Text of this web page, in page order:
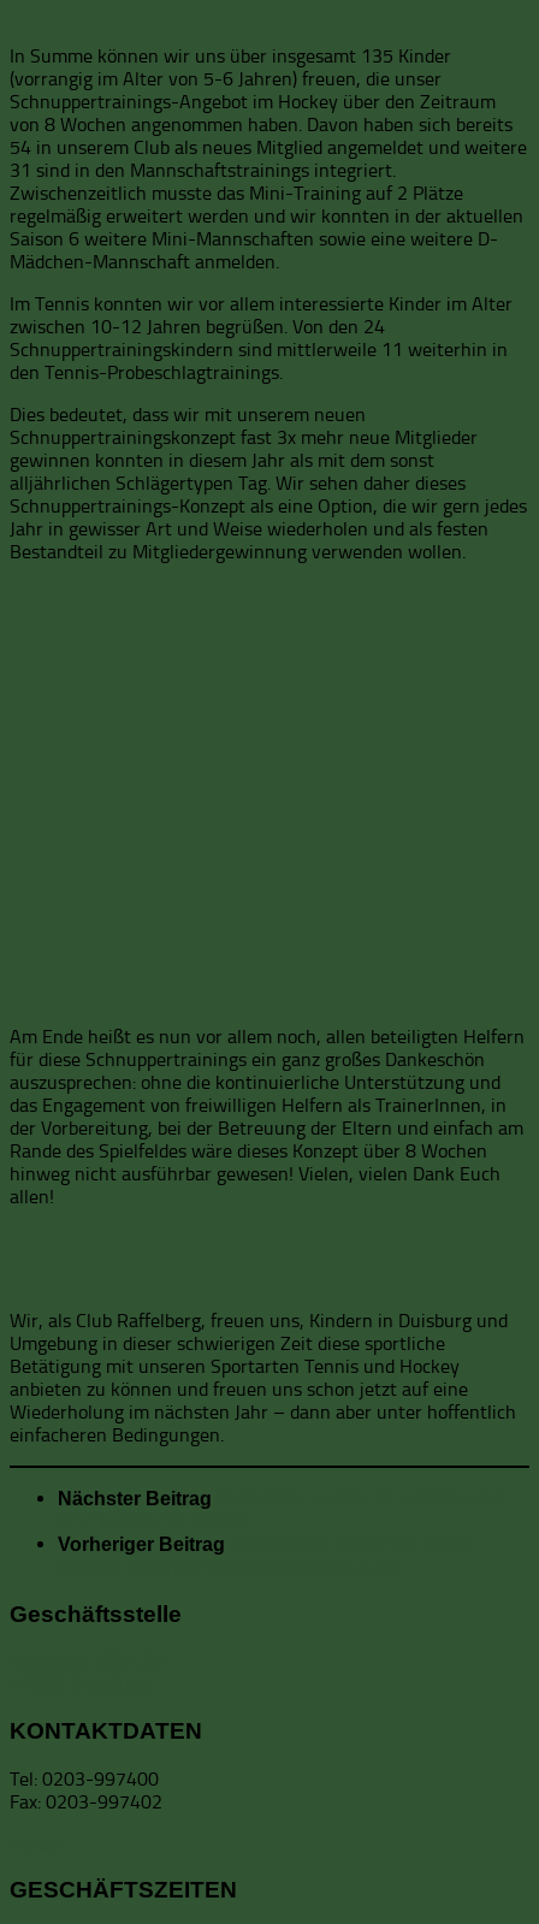
In Summe können wir uns über insgesamt 135 Kinder
(vorrangig im Alter von 5-6 Jahren) freuen, die unser
Schnuppertrainings-Angebot im Hockey über den Zeitraum
von 8 Wochen angenommen haben. Davon haben sich bereits
54 in unserem Club als neues Mitglied angemeldet und weitere
31 sind in den Mannschaftstrainings integriert.
Zwischenzeitlich musste das Mini-Training auf 2 Plätze
regelmäßig erweitert werden und wir konnten in der aktuellen
Saison 6 weitere Mini-Mannschaften sowie eine weitere D-
Mädchen-Mannschaft anmelden.
Im Tennis konnten wir vor allem interessierte Kinder im Alter
zwischen 10-12 Jahren begrüßen. Von den 24
Schnuppertrainingskindern sind mittlerweile 11 weiterhin in
den Tennis-Probeschlagtrainings.
Dies bedeutet, dass wir mit unserem neuen
Schnuppertrainingskonzept fast 3x mehr neue Mitglieder
gewinnen konnten in diesem Jahr als mit dem sonst
alljährlichen Schlägertypen Tag. Wir sehen daher dieses
Schnuppertrainings-Konzept als eine Option, die wir gern jedes
Jahr in gewisser Art und Weise wiederholen und als festen
Bestandteil zu Mitgliedergewinnung verwenden wollen.
Am Ende heißt es nun vor allem noch, allen beteiligten Helfern
für diese Schnuppertrainings ein ganz großes Dankeschön
auszusprechen: ohne die kontinuierliche Unterstützung und
das Engagement von freiwilligen Helfern als TrainerInnen, in
der Vorbereitung, bei der Betreuung der Eltern und einfach am
Rande des Spielfeldes wäre dieses Konzept über 8 Wochen
hinweg nicht ausführbar gewesen! Vielen, vielen Dank Euch
allen!
Wir, als Club Raffelberg, freuen uns, Kindern in Duisburg und
Umgebung in dieser schwierigen Zeit diese sportliche
Betätigung mit unseren Sportarten Tennis und Hockey
anbieten zu können und freuen uns schon jetzt auf eine
Wiederholung im nächsten Jahr – dann aber unter hoffentlich
einfacheren Bedingungen.
Nächster Beitrag
Vorheriger Beitrag
Geschäftsstelle
KONTAKTDATEN
Tel: 0203-997400
Fax: 0203-997402
GESCHÄFTSZEITEN